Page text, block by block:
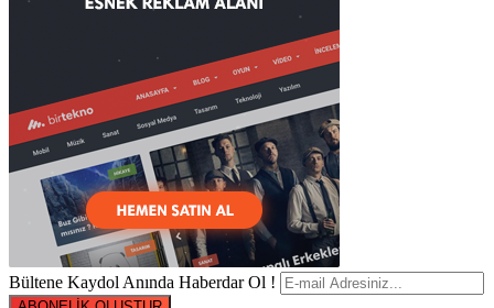
Bültene Kaydol Anında Haberdar Ol !